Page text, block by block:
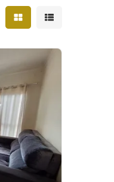
Mostrar resultados
Mostrar